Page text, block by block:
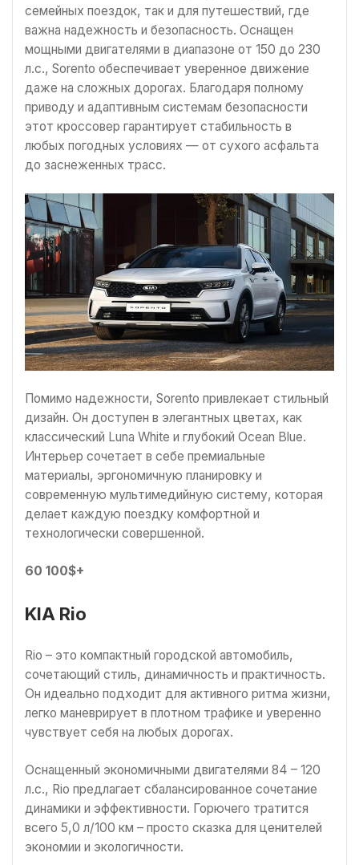
семейных поездок, так и для путешествий, где
важна надежность и безопасность. Оснащен
мощными двигателями в диапазоне от 150 до 230
л.с., Sorento обеспечивает уверенное движение
даже на сложных дорогах. Благодаря полному
приводу и адаптивным системам безопасности
этот кроссовер гарантирует стабильность в
любых погодных условиях — от сухого асфальта
до заснеженных трасс.
Помимо надежности, Sorento привлекает стильный
дизайн. Он доступен в элегантных цветах, как
классический Luna White и глубокий Ocean Blue.
Интерьер сочетает в себе премиальные
материалы, эргономичную планировку и
современную мультимедийную систему, которая
делает каждую поездку комфортной и
технологически совершенной.
60 100$+
KIA Rio
Rio – это компактный городской автомобиль,
сочетающий стиль, динамичность и практичность.
Он идеально подходит для активного ритма жизни,
легко маневрирует в плотном трафике и уверенно
чувствует себя на любых дорогах.
Оснащенный экономичными двигателями 84 – 120
л.с., Rio предлагает сбалансированное сочетание
динамики и эффективности. Горючего тратится
всего 5,0 л/100 км – просто сказка для ценителей
экономии и экологичности.